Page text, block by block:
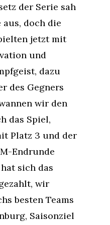
der Serie sah
aus, doch die
jetzt mit
und
dazu
des Gegners
wir den
das Spiel,
Platz 3 und der
Endrunde
sich das
wir
besten Teams
Saisonziel